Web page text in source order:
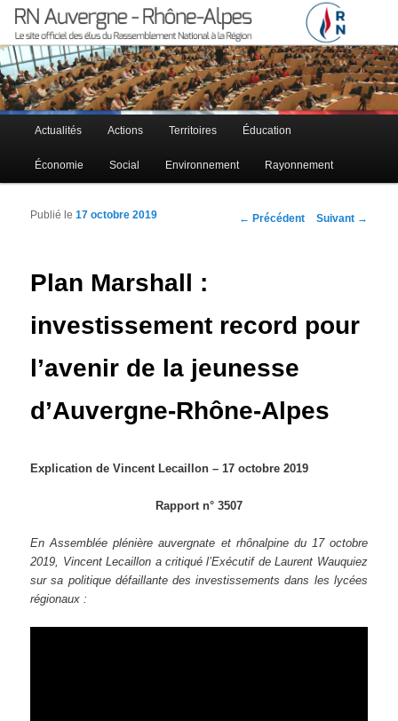
RN Auvergne – Rhône-Alpes
Le site officiel des élus RN à la région Auvergne – Rhône-Alpes
Menu principal
Aller au contenu principal
Aller au contenu secondaire
Actualités Actions Territoires Éducation
Économie Social Environnement Rayonnement
Navigation des articles
← Précédent Suivant →
Plan Marshall :
investissement record pour
l’avenir de la jeunesse
d’Auvergne-Rhône-Alpes
Publié le17 octobre 2019
Explication de Vincent Lecaillon – 17 octobre 2019
Rapport n° 3507
En Assemblée plénière auvergnate et rhônalpine du 17 octobre
2019, Vincent Lecaillon a critiqué l’Exécutif de Laurent Wauquiez
sur sa politique défaillante des investissements dans les lycées
régionaux :